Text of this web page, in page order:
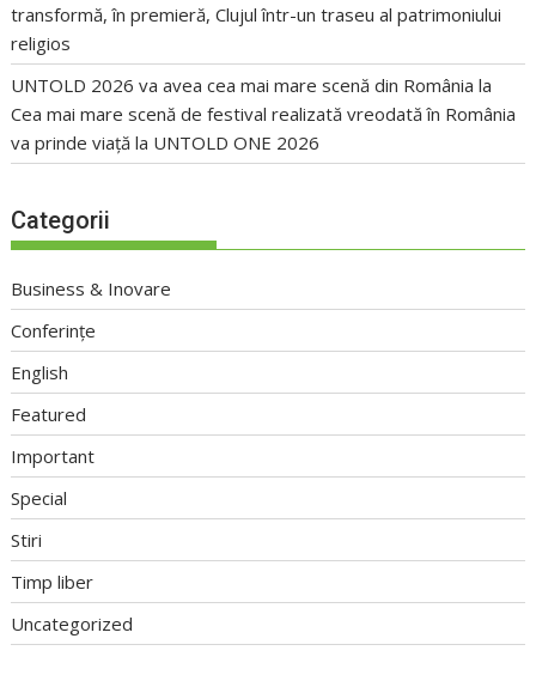
transformă, în premieră, Clujul într-un traseu al patrimoniului
religios
UNTOLD 2026 va avea cea mai mare scenă din România la
Cea mai mare scenă de festival realizată vreodată în România
va prinde viață la UNTOLD ONE 2026
Categorii
Business & Inovare
Conferințe
English
Featured
Important
Special
Stiri
Timp liber
Uncategorized